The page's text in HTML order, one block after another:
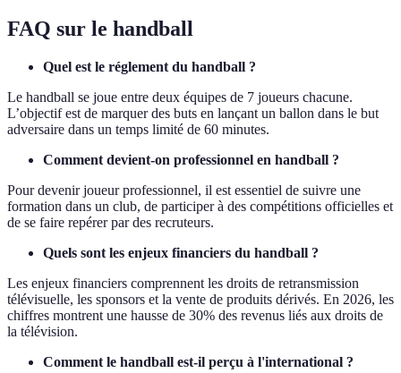
FAQ sur le handball
Quel est le réglement du handball ?
Le handball se joue entre deux équipes de 7 joueurs chacune.
L’objectif est de marquer des buts en lançant un ballon dans le but
adversaire dans un temps limité de 60 minutes.
Comment devient-on professionnel en handball ?
Pour devenir joueur professionnel, il est essentiel de suivre une
formation dans un club, de participer à des compétitions officielles et
de se faire repérer par des recruteurs.
Quels sont les enjeux financiers du handball ?
Les enjeux financiers comprennent les droits de retransmission
télévisuelle, les sponsors et la vente de produits dérivés. En 2026, les
chiffres montrent une hausse de 30% des revenus liés aux droits de
la télévision.
Comment le handball est-il perçu à l'international ?